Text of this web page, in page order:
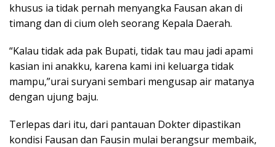
khusus ia tidak pernah menyangka Fausan akan di
timang dan di cium oleh seorang Kepala Daerah.
“Kalau tidak ada pak Bupati, tidak tau mau jadi apami
kasian ini anakku, karena kami ini keluarga tidak
mampu,”urai suryani sembari mengusap air matanya
dengan ujung baju.
Terlepas dari itu, dari pantauan Dokter dipastikan
kondisi Fausan dan Fausin mulai berangsur membaik,